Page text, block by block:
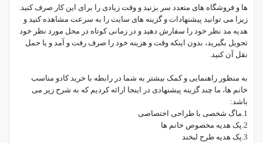
ها و فروشگاه های متعدد سر بزنید و وقت زیادی را برای این کار صرف کنید.
زیرا می توانید پیشنهادات و گزینه های سایت را به سرعت مشاهده کنید و
هدیه مد نظر خود را سفارش دهید و در زمانی کوتاه در محل مورد نظر خود
تحویل بگیرید، بدون اینکه وقت و هزینه خود را صرف رفت و آمد و یا حمل
نقل آن کنید.
به منظور راهنمایی و کمک بیشتر به شما در رابطه با خرید کادو مناسب
خانم ها، ما چند گزینه پیشنهادی در اینجا ارائه کردیم که به شرح زیر می
باشد:
1.ماگ شخصی با طراحی اختصاصی
2.پک هدیه مخصوص خانم ها
3.پک هدیه طرح لبخند